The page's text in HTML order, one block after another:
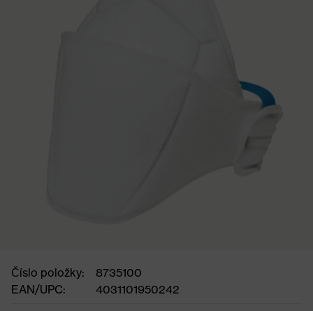
Číslo položky:
8735100
EAN/UPC:
4031101950242